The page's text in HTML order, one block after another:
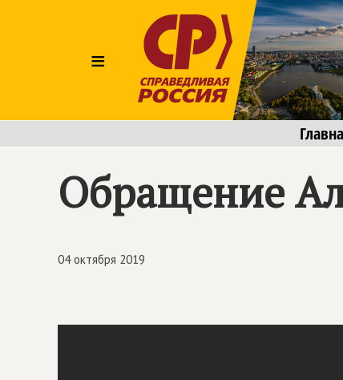
≡
Обращение
04 октября 2019